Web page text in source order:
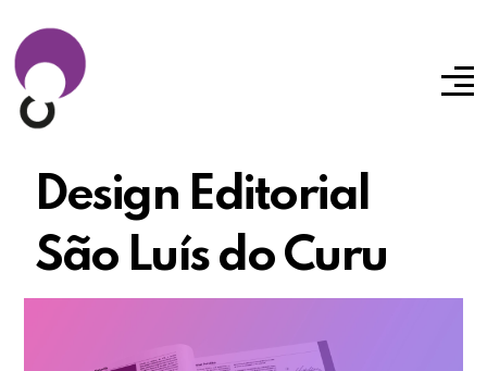
Design Editorial
São Luís do Curu